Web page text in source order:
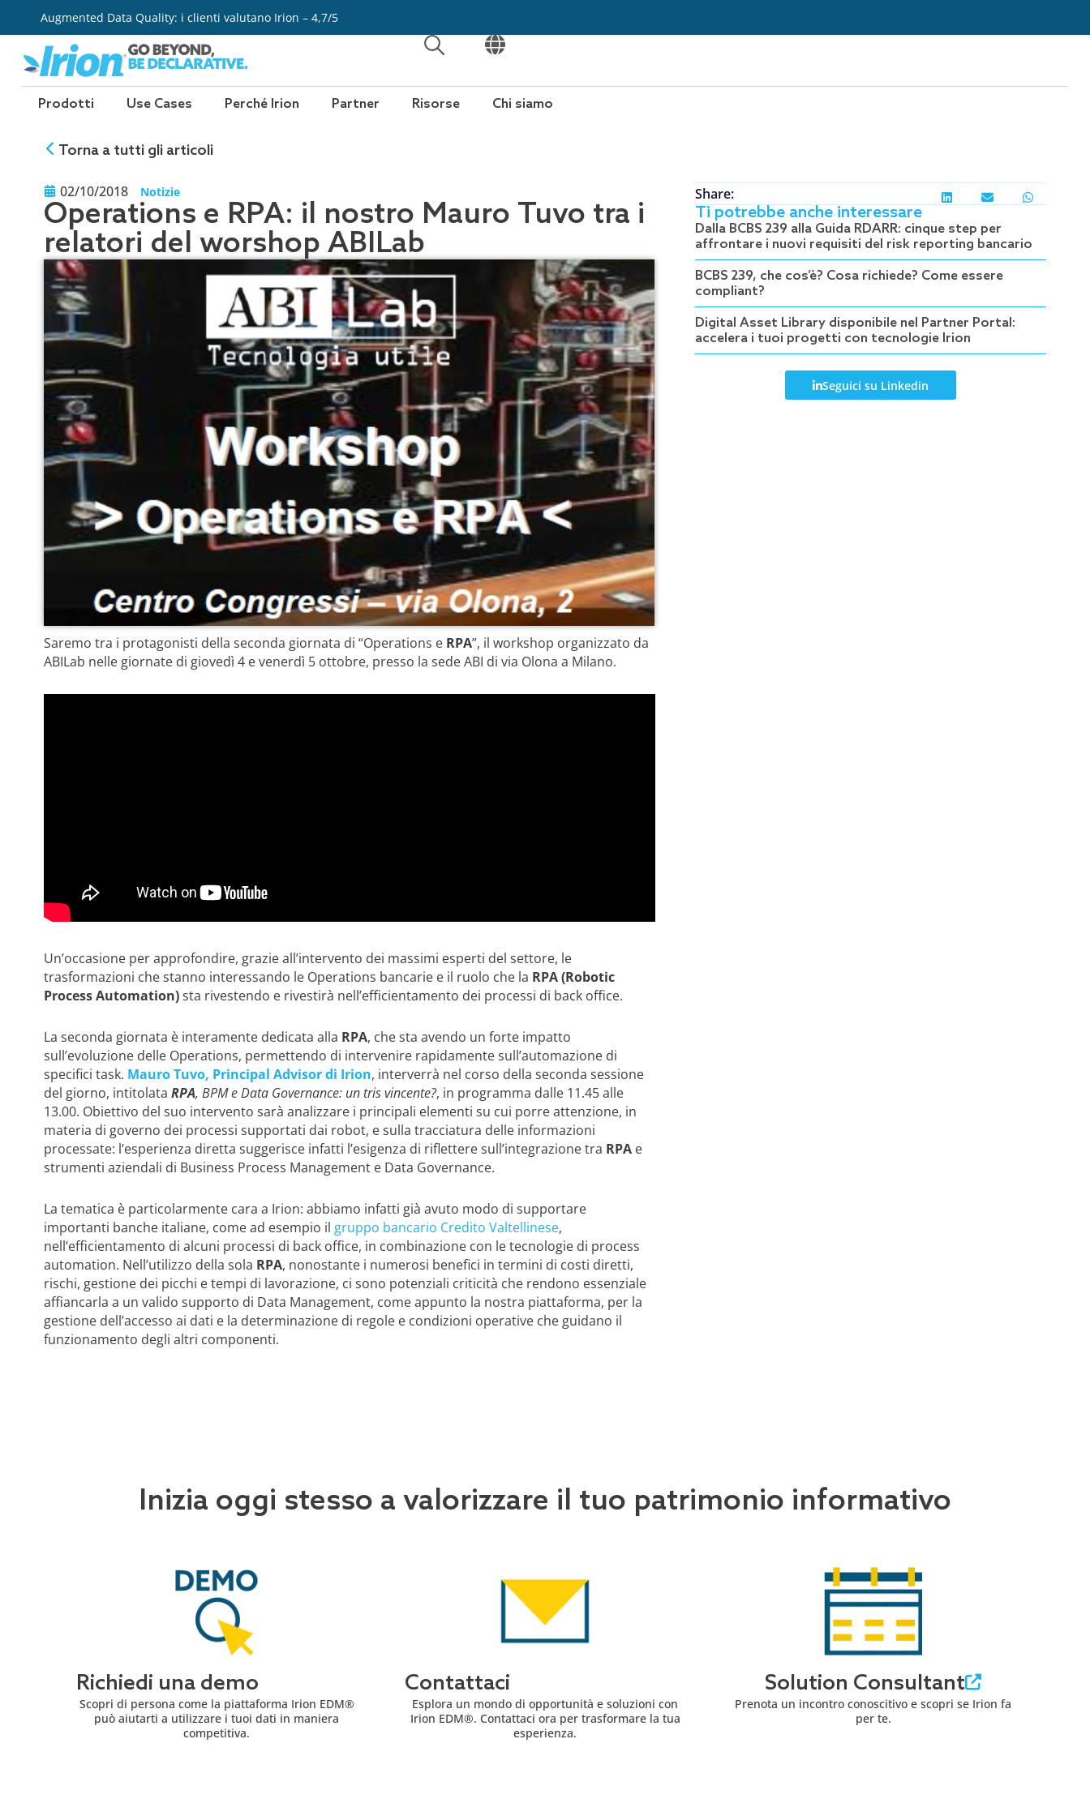
contenuto
Augmented Data Quality: i clienti valutano Irion – 4,7/5
APRI
APRI
Prodotti Use Cases Perché Irion Partner Risorse Chi siamo
Torna a tutti gli articoli
02/10/2018 Notizie
Operations e RPA: il nostro Mauro Tuvo tra i
relatori del worshop ABILab
Saremo tra i protagonisti della seconda giornata di “Operations e RPA”, il workshop organizzato da
ABILab nelle giornate di giovedì 4 e venerdì 5 ottobre, presso la sede ABI di via Olona a Milano.
Un’occasione per approfondire, grazie all’intervento dei massimi esperti del settore, le
trasformazioni che stanno interessando le Operations bancarie e il ruolo che la RPA (Robotic
Process Automation)sta rivestendo e rivestirà nell’efficientamento dei processi di back office.
La seconda giornata è interamente dedicata alla RPA, che sta avendo un forte impatto
sull’evoluzione delle Operations, permettendo di intervenire rapidamente sull’automazione di
specifici task. Mauro Tuvo, Principal Advisor di Irion, interverrà nel corso della seconda sessione
del giorno, intitolata RPA, BPM e Data Governance: un tris vincente?, in programma dalle 11.45 alle
13.00. Obiettivo del suo intervento sarà analizzare i principali elementi su cui porre attenzione, in
materia di governo dei processi supportati dai robot, e sulla tracciatura delle informazioni
processate: l’esperienza diretta suggerisce infatti l’esigenza di riflettere sull’integrazione tra RPAe
strumenti aziendali di Business Process Management e Data Governance.
La tematica è particolarmente cara a Irion: abbiamo infatti già avuto modo di supportare
importanti banche italiane, come ad esempio il gruppo bancario Credito Valtellinese,
nell’efficientamento di alcuni processi di back office, in combinazione con le tecnologie di process
automation. Nell’utilizzo della sola RPA, nonostante i numerosi benefici in termini di costi diretti,
rischi, gestione dei picchi e tempi di lavorazione, ci sono potenziali criticità che rendono essenziale
affiancarla a un valido supporto di Data Management, come appunto la nostra piattaforma, per la
gestione dell’accesso ai dati e la determinazione di regole e condizioni operative che guidano il
funzionamento degli altri componenti.
Share:
Ti potrebbe anche interessare
Dalla BCBS 239 alla Guida RDARR: cinque step per
affrontare i nuovi requisiti del risk reporting bancario
BCBS 239, che cos’è? Cosa richiede? Come essere
compliant?
Digital Asset Library disponibile nel Partner Portal:
accelera i tuoi progetti con tecnologie Irion
Seguici su Linkedin
Inizia oggi stesso a valorizzare il tuo patrimonio informativo
Richiedi una demo
Scopri di persona come la piattaforma Irion EDM®
può aiutarti a utilizzare i tuoi dati in maniera
competitiva.
Contattaci
Esplora un mondo di opportunità e soluzioni con
Irion EDM®. Contattaci ora per trasformare la tua
esperienza.
Solution Consultant
Prenota un incontro conoscitivo e scopri se Irion fa
per te.